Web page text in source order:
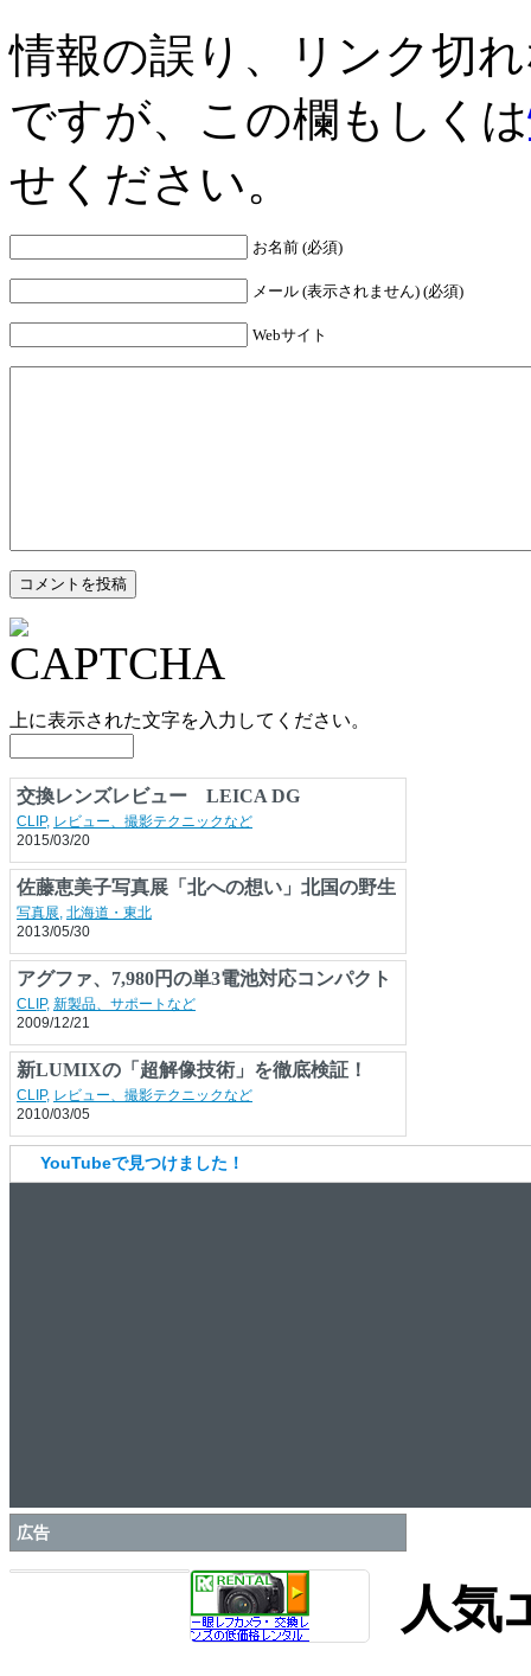
情報の誤り、リンク切
ですが、この欄もしくは
せください。
お名前 (必須)
メール (表示されません) (必須)
Webサイト
上に表示された文字を入力してください。
交換レンズレビュー LEICA DG
SUMMILUX 15mm F1.7 ASPH. 高品位な外
観と写りの単焦点広角レンズ
CLIP, レビュー、撮影テクニックなど
2015/03/20
佐藤恵美子写真展「北への想い」北国の野生
動物
写真展, 北海道・東北
2013/05/30
アグファ、7,980円の単3電池対応コンパクト
デジカメ
CLIP, 新製品、サポートなど
2009/12/21
新LUMIXの「超解像技術」を徹底検証！
CLIP, レビュー、撮影テクニックなど
2010/03/05
YouTubeで見つけました！
広告
人気